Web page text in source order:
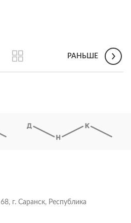
РАНЬШЕ
г. Саранск, Республика